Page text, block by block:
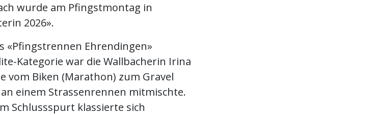
wurde am Pfingstmontag in
2026».
«Pfingstrennen Ehrendingen»
Kategorie war die Wallbacherin Irina
vom Biken (Marathon) zum Gravel
einem Strassenrennen mitmischte.
Schlussspurt klassierte sich